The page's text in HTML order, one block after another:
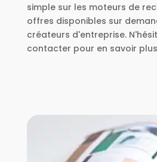
simple sur les moteurs de
offres disponibles sur
créateurs d'entreprise.
contacter pour en savoir